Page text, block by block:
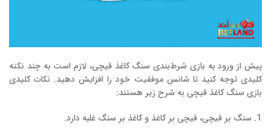
پیش از ورود به بازی شرط‌بندی سنگ کاغذ قیچی، لازم است به چند نکته
کلیدی توجه کنید تا شانس موفقیت خود را افزایش دهید. نکات کلیدی
بازی سنگ کاغذ قیچی به شرح زیر هستند:
سنگ بر قیچی، قیچی بر کاغذ و کاغذ بر سنگ غلبه دارد.